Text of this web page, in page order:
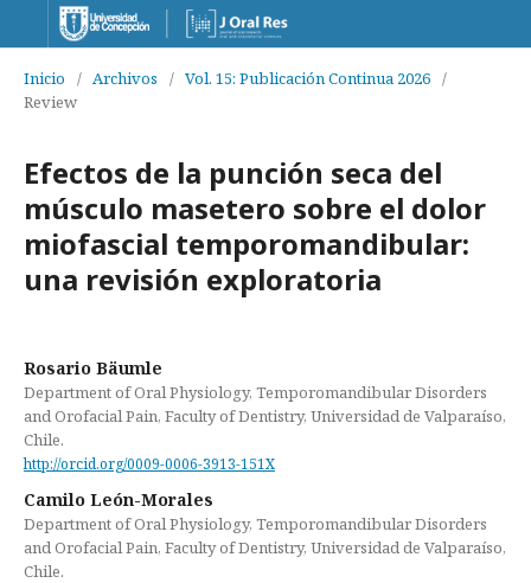
Inicio / Archivos / Vol. 15: Publicación Continua 2026 /
Review
Efectos de la punción seca del
músculo masetero sobre el dolor
miofascial temporomandibular:
una revisión exploratoria
Rosario Bäumle
Department of Oral Physiology, Temporomandibular Disorders
and Orofacial Pain, Faculty of Dentistry, Universidad de Valparaíso,
Chile.
http://orcid.org/0009-0006-3913-151X
Camilo León-Morales
Department of Oral Physiology, Temporomandibular Disorders
and Orofacial Pain, Faculty of Dentistry, Universidad de Valparaíso,
Chile.